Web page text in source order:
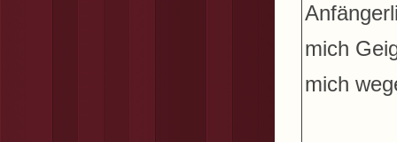
mich
mich